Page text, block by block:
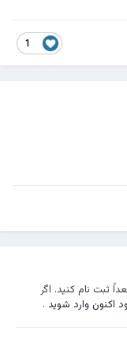
ثبت نام کنید. اگر
اکنون وارد شوید.